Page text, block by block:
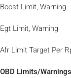
Boost Limit, Warning
Egt Limit, Warning
Afr Limit Target Per
OBD Limits/Warnings